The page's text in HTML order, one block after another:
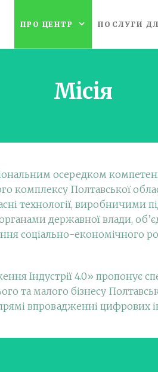
ПРО ЦЕНТР ПОСЛУГИ
Місія
осередком
комплексу Полтавської
технології,
органами державної влади,
соціально-економічного
Індустрії 4.0» пропонує
та малого бізнесу
впровадженні цифрових